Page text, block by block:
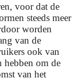
voor dat de
steeds meer
worden
van de
ook van
hebben om de
van het